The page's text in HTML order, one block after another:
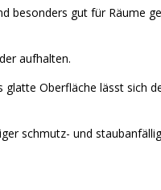
besonders gut für Räume
aufhalten.
glatte Oberfläche lässt sich
schmutz- und